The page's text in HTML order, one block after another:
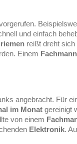
und einfach
reißt dreht sich
Einem Fachmann
angebracht. Für
im Monat gereinigt
von einem
Elektronik.